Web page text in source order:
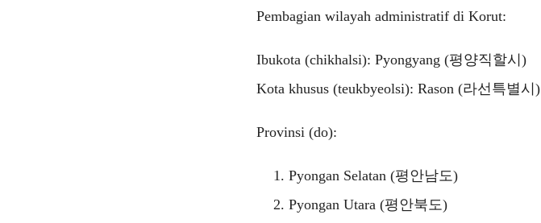
Pembagian wilayah administratif di Korut:
Ibukota (chikhalsi): Pyongyang (평양직할시)
Kota khusus (teukbyeolsi): Rason (라선특별시)
Provinsi (do):
Pyongan Selatan (평안남도)
Pyongan Utara (평안북도)